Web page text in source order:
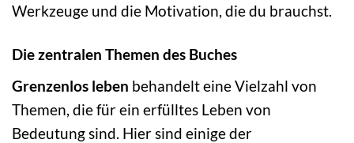
Werkzeuge und die Motivation, die du brauchst.
Die zentralen Themen des Buches
Grenzenlos leben behandelt eine Vielzahl von
Themen, die für ein erfülltes Leben von
Bedeutung sind. Hier sind einige der